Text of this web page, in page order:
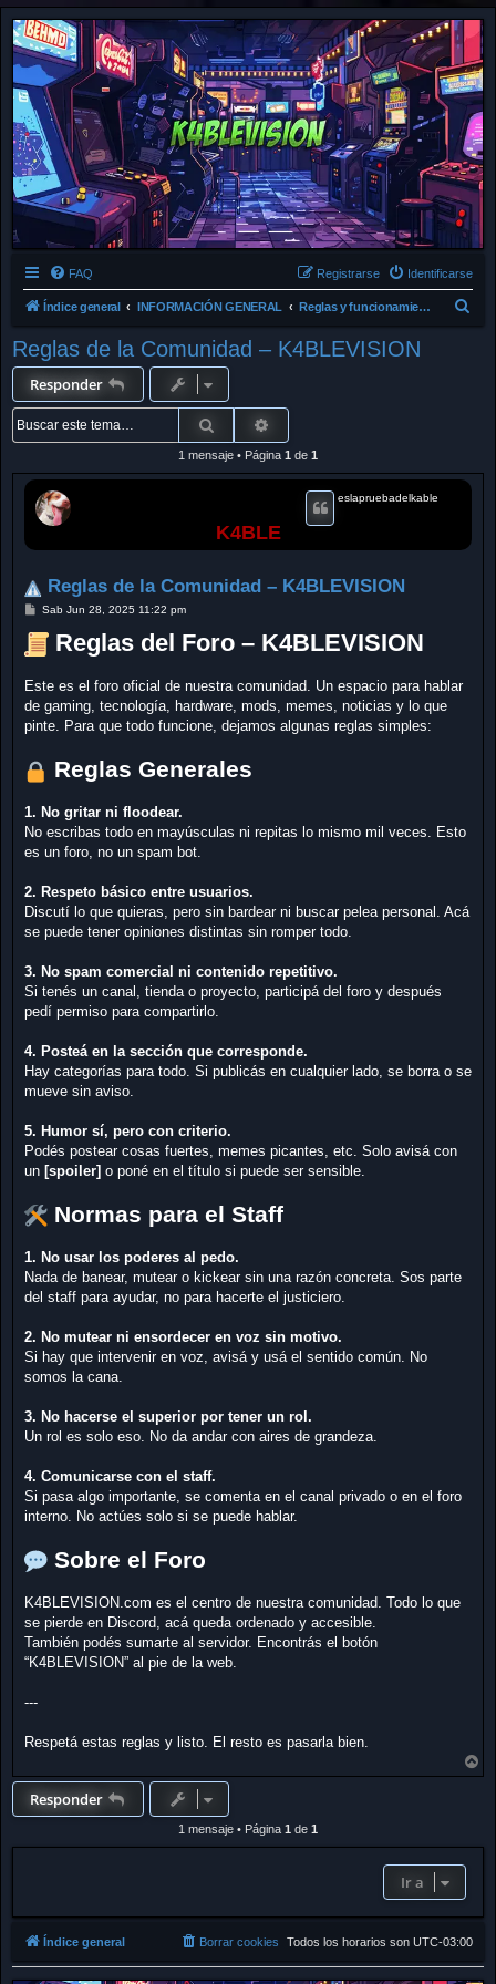
FAQ Identificarse
Registrarse
Índice general INFORMACIÓN GENERAL Reglas y funcionamiento
Reglas de la Comunidad – K4BLEVISION
Responder
Buscar
1 mensaje • Página 1 de 1
K4BLE
Reglas de la Comunidad – K4BLEVISION
eslapruebadelkable
M
n
s
e
Sab Jun 28, 2025 11:22 pm
Reglas del Foro – K4BLEVISION
Este es el foro oficial de nuestra comunidad. Un espacio para hablar
de gaming, tecnología, hardware, mods, memes, noticias y lo que
pinte. Para que todo funcione, dejamos algunas reglas simples:
Reglas Generales
1. No gritar ni floodear.
No escribas todo en mayúsculas ni repitas lo mismo mil veces. Esto
es un foro, no un spam bot.
2. Respeto básico entre usuarios.
Discutí lo que quieras, pero sin bardear ni buscar pelea personal. Acá
se puede tener opiniones distintas sin romper todo.
3. No spam comercial ni contenido repetitivo.
Si tenés un canal, tienda o proyecto, participá del foro y después
pedí permiso para compartirlo.
4. Posteá en la sección que corresponde.
Hay categorías para todo. Si publicás en cualquier lado, se borra o se
mueve sin aviso.
5. Humor sí, pero con criterio.
Podés postear cosas fuertes, memes picantes, etc. Solo avisá con
un [spoiler] o poné en el título si puede ser sensible.
Normas para el Staff
1. No usar los poderes al pedo.
Nada de banear, mutear o kickear sin una razón concreta. Sos parte
del staff para ayudar, no para hacerte el justiciero.
2. No mutear ni ensordecer en voz sin motivo.
Si hay que intervenir en voz, avisá y usá el sentido común. No
somos la cana.
3. No hacerse el superior por tener un rol.
Un rol es solo eso. No da andar con aires de grandeza.
4. Comunicarse con el staff.
Si pasa algo importante, se comenta en el canal privado o en el foro
interno. No actúes solo si se puede hablar.
Sobre el Foro
K4BLEVISION.com es el centro de nuestra comunidad. Todo lo que
se pierde en Discord, acá queda ordenado y accesible.
También podés sumarte al servidor. Encontrás el botón
“K4BLEVISION” al pie de la web.
---
Respetá estas reglas y listo. El resto es pasarla bien.
r
Responder
1 mensaje • Página 1 de 1
Ir a
Índice general Todos los horarios son UTC-03:00
Borrar cookies